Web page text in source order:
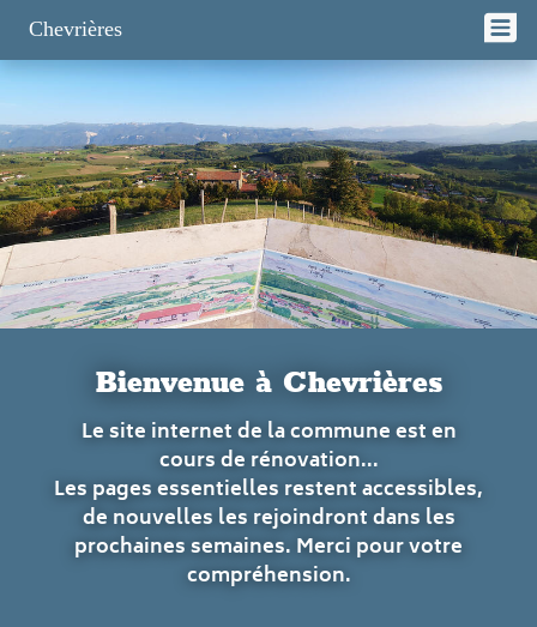
Chevrières
Bienvenue à Chevrières
Le site internet de la commune est en
cours de rénovation...
Les pages essentielles restent accessibles,
de nouvelles les rejoindront dans les
prochaines semaines. Merci pour votre
compréhension.